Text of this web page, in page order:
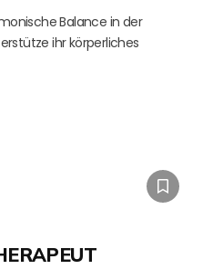
Balance in der
ihr körperliches